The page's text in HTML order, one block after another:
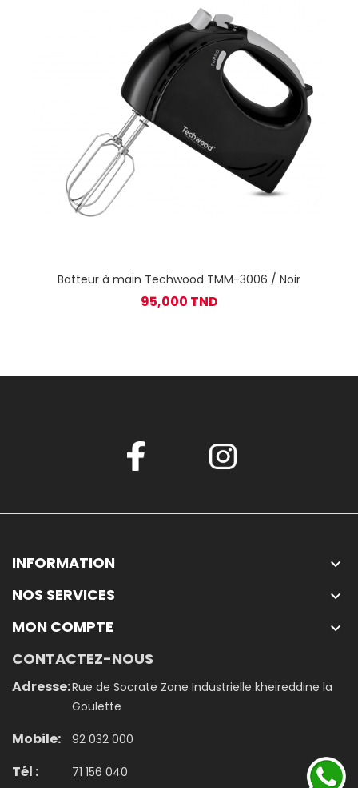
Batteur à main Techwood TMM-3006 / Noir
95,000 TND
INFORMATION 
NOS SERVICES 
MON COMPTE 
CONTACTEZ-NOUS
Adresse:Rue de Socrate Zone Industrielle kheireddine la
Goulette
Mobile: 92 032 000
Tél : 71 156 040